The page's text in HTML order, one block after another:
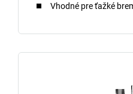
Vhodné pre ťažké